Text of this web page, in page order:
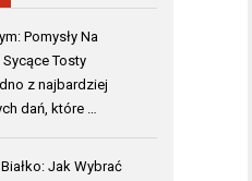
Pomysły Na
Tosty
z najbardziej
dań, które …
Jak Wybrać